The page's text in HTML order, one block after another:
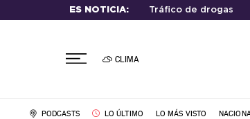
ES NOTICIA: Tráfico de drogas
CLIMA
PODCASTS LO ÚLTIMO LO MÁS VISTO